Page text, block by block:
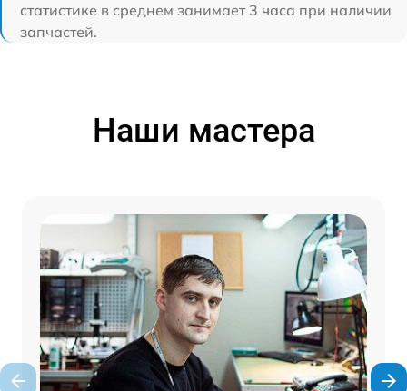
статистике в среднем занимает 3 часа при наличии
запчастей.
Наши мастера